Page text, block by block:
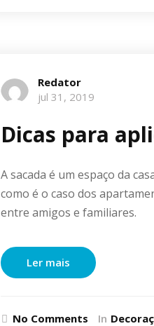
Redator
jul 31, 2019
Dicas para
A sacada é um espaço da
como é o caso dos
entre amigos e familiares.
Ler mais
No Comments In